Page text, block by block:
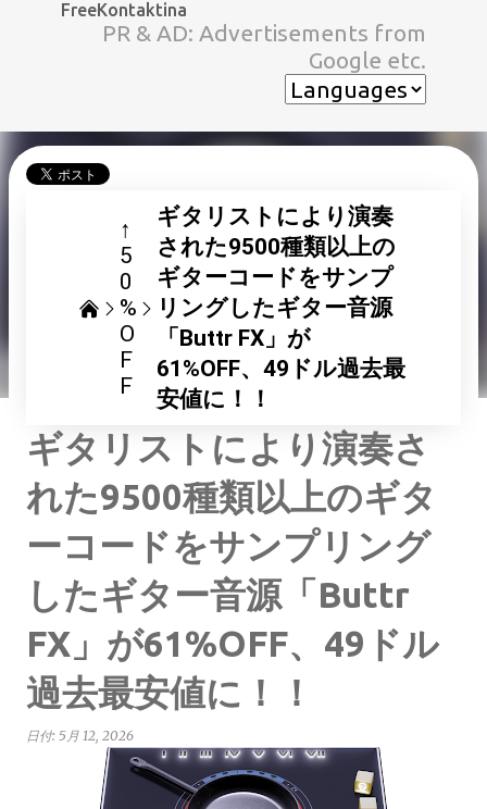
スキップしてメイン コンテンツに移動
FreeKontaktina
PR & AD: Advertisements from
Google etc.
↑
5
0
%
O
F
F
ギタリストにより演奏
された9500種類以上の
ギターコードをサンプ
リングしたギター音源
「Buttr FX」が
61%OFF、49ドル過去最
安値に！！
ギタリストにより演奏さ
れた9500種類以上のギタ
ーコードをサンプリング
したギター音源「Buttr
FX」が61%OFF、49ドル
過去最安値に！！
日付: 5月 12, 2026